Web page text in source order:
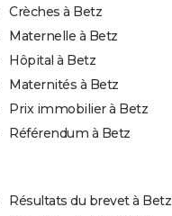
Crèches à Betz
Maternelle à Betz
Hôpital à Betz
Maternités à Betz
Prix immobilier à Betz
Référendum à Betz
Résultats du brevet à Betz